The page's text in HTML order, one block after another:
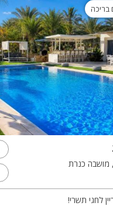
בריכה
מושבה כנרת
לחגי תשרי!